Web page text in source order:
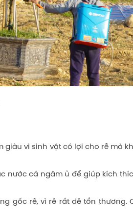
vi sinh vật có lợi cho rễ mà
nước cá ngâm ủ để giúp kích
gốc rễ, vì rễ rất dễ tổn thương.